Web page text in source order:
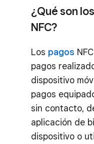
¿Qué son
NFC?
Los pagos
pagos
dispositivo
pagos
sin contacto,
aplicación de
dispositivo o